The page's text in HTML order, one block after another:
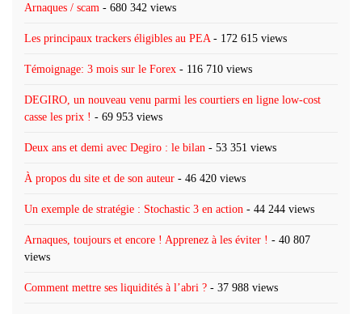
Arnaques / scam - 680 342 views
Les principaux trackers éligibles au PEA - 172 615 views
Témoignage: 3 mois sur le Forex - 116 710 views
DEGIRO, un nouveau venu parmi les courtiers en ligne low-cost
casse les prix ! - 69 953 views
Deux ans et demi avec Degiro : le bilan - 53 351 views
À propos du site et de son auteur - 46 420 views
Un exemple de stratégie : Stochastic 3 en action - 44 244 views
Arnaques, toujours et encore ! Apprenez à les éviter ! - 40 807
views
Comment mettre ses liquidités à l’abri ? - 37 988 views